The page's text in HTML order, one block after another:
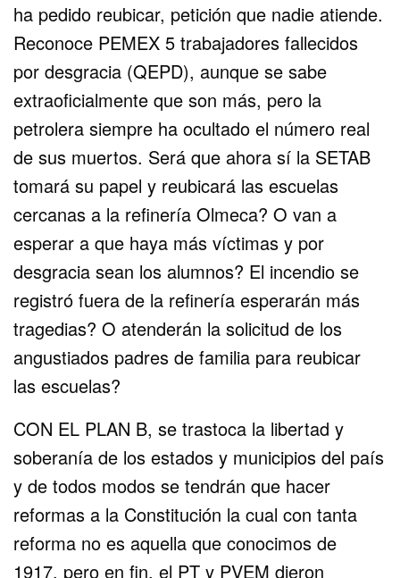
ha pedido reubicar, petición que nadie atiende.
Reconoce PEMEX 5 trabajadores fallecidos
por desgracia (QEPD), aunque se sabe
extraoficialmente que son más, pero la
petrolera siempre ha ocultado el número real
de sus muertos. Será que ahora sí la SETAB
tomará su papel y reubicará las escuelas
cercanas a la refinería Olmeca? O van a
esperar a que haya más víctimas y por
desgracia sean los alumnos? El incendio se
registró fuera de la refinería esperarán más
tragedias? O atenderán la solicitud de los
angustiados padres de familia para reubicar
las escuelas?
CON EL PLAN B, se trastoca la libertad y
soberanía de los estados y municipios del país
y de todos modos se tendrán que hacer
reformas a la Constitución la cual con tanta
reforma no es aquella que conocimos de
1917, pero en fin, el PT y PVEM dieron